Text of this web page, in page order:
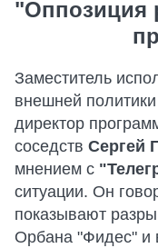
"Оппозиция
Заместитель
внешней
директор
соседств Сергей
мнением с
ситуации. Он
показывают
Орбана "Фидес" и